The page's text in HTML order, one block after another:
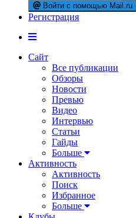
Войти с помощью Mail.ru
Регистрация
Сайт
Все публикации
Обзоры
Новости
Превью
Видео
Интервью
Статьи
Гайды
Больше
Активность
Активность
Поиск
Избранное
Больше